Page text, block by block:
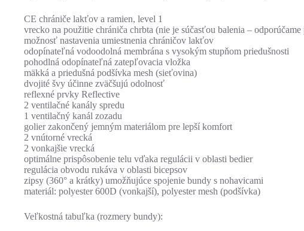
CE chrániče lakťov a ramien, level 1
vrecko na použitie chrániča chrbta (nie je súčasťou balenia –
možnosť nastavenia umiestnenia chráničov lakťov
odopínateľná vodoodolná membrána s vysokým stupňom priedušnosti
pohodlná odopínateľná zatepľovacia vložka
mäkká a priedušná podšívka mesh (sieťovina)
dvojité švy účinne zväčšujú odolnosť
reflexné prvky Reflective
2 ventilačné kanály spredu
1 ventilačný kanál zozadu
golier zakončený jemným materiálom pre lepší komfort
2 vnútorné vrecká
2 vonkajšie vrecká
optimálne prispôsobenie telu vďaka regulácii v oblasti bedier
regulácia obvodu rukáva v oblasti bicepsov
zipsy (360° a krátky) umožňujúce spojenie bundy s nohavicami
materiál: polyester 600D (vonkajší), polyester mesh (podšívka)
Veľkostná tabuľka (rozmery bundy):